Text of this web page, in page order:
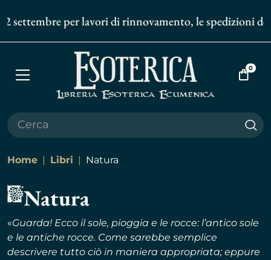
per lavori di rinnovamento, le spedizioni degli
Apri
Vai
0
Home Libri Natura
Natura
«Guarda! Ecco il sole, pioggia e le rocce: l’antico sole
e le antiche rocce. Come sarebbe semplice
descrivere tutto ciò in maniera appropriata; eppure